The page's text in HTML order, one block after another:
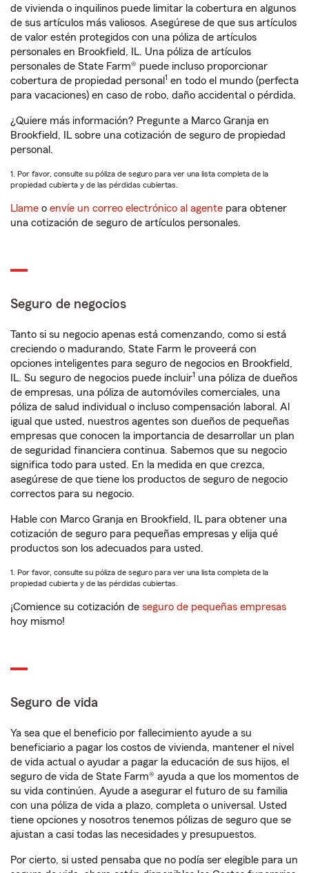
de vivienda o inquilinos puede limitar la cobertura en algunos
de sus artículos más valiosos. Asegúrese de que sus artículos
de valor estén protegidos con una póliza de artículos
personales en Brookfield, IL. Una póliza de artículos
personales de State Farm® puede incluso proporcionar
cobertura de propiedad personal 1 en todo el mundo (perfecta
para vacaciones) en caso de robo, daño accidental o pérdida.
¿Quiere más información? Pregunte a Marco Granja en
Brookfield, IL sobre una cotización de seguro de propiedad
personal.
1. Por favor, consulte su póliza de seguro para ver una lista completa de la
propiedad cubierta y de las pérdidas cubiertas.
Llame o envíe un correo electrónico al agente para obtener
una cotización de seguro de artículos personales.
Seguro de negocios
Tanto si su negocio apenas está comenzando, como si está
creciendo o madurando, State Farm le proveerá con
opciones inteligentes para seguro de negocios en Brookfield,
IL. Su seguro de negocios puede incluir1 una póliza de dueños
de empresas, una póliza de automóviles comerciales, una
póliza de salud individual o incluso compensación laboral. Al
igual que usted, nuestros agentes son dueños de pequeñas
empresas que conocen la importancia de desarrollar un plan
de seguridad financiera continua. Sabemos que su negocio
significa todo para usted. En la medida en que crezca,
asegúrese de que tiene los productos de seguro de negocio
correctos para su negocio.
Hable con Marco Granja en Brookfield, IL para obtener una
cotización de seguro para pequeñas empresas y elija qué
productos son los adecuados para usted.
1. Por favor, consulte su póliza de seguro para ver una lista completa de la
propiedad cubierta y de las pérdidas cubiertas.
¡Comience su cotización de seguro de pequeñas empresas
hoy mismo!
Seguro de vida
Ya sea que el beneficio por fallecimiento ayude a su
beneficiario a pagar los costos de vivienda, mantener el nivel
de vida actual o ayudar a pagar la educación de sus hijos, el
seguro de vida de State Farm® ayuda a que los momentos de
su vida continúen. Ayude a asegurar el futuro de su familia
con una póliza de vida a plazo, completa o universal. Usted
tiene opciones y nosotros tenemos pólizas de seguro que se
ajustan a casi todas las necesidades y presupuestos.
Por cierto, si usted pensaba que no podía ser elegible para un